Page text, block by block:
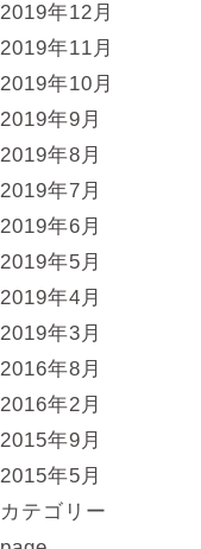
2019年12月
2019年11月
2019年10月
2019年9月
2019年8月
2019年7月
2019年6月
2019年5月
2019年4月
2019年3月
2016年8月
2016年2月
2015年9月
2015年5月
カテゴリー